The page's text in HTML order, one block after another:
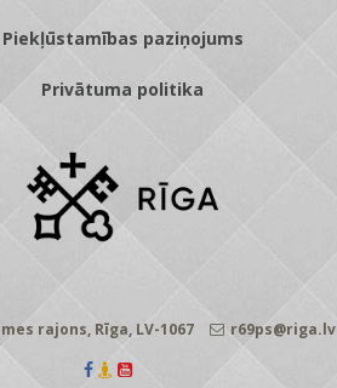
Piekļūstamības paziņojums
Privātuma politika
rajons, Rīga, LV-1067 r69ps@riga.lv